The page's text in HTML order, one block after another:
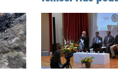
Educação Ambiental,
semana, de 14 a 16 de abril, em
sessão de abertura, foi
a Educação Ambiental pode
gestão do património natural
restauro), no cumprimento